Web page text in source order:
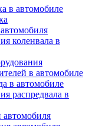
в автомобиле
коленвала в
в автомобиле
в автомобиле
распредвала в
автомобиля